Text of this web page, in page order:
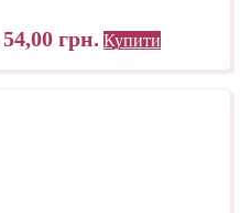
54,00 грн. Купити